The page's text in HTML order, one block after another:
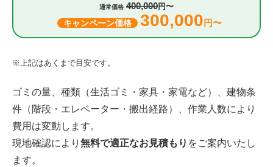
通常価格 400,000円〜
キャンペーン価格 300,000 円〜
※上記はあくまで目安です。
ゴミの量、種類（生活ゴミ・家具・家電など）、建物条
件（階段・エレベーター・搬出経路）、作業人数により
費用は変動します。
現地確認により 無料で適正なお見積もり をご案内いたし
ます。